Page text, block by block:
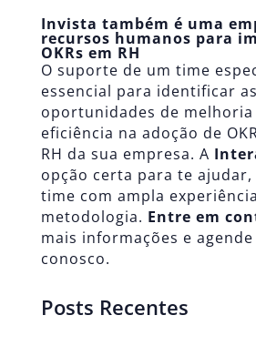
Invista também é uma
recursos humanos para
OKRs em RH
O suporte de um time
essencial para identificar as
oportunidades de melhoria
eficiência na adoção de
RH da sua empresa. A
opção certa para te
time com ampla
metodologia. Entre em
mais informações e
conosco.
Posts Recentes